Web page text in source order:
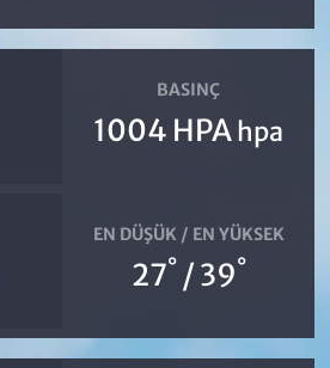
BASINÇ
1004 HPA hpa
EN DÜŞÜK / EN YÜKSEK
27° / 39°